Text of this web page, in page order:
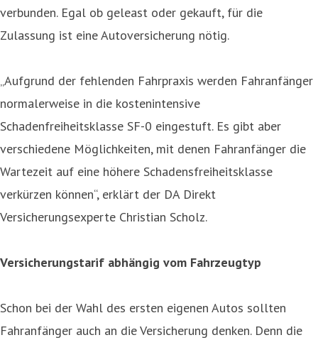
verbunden. Egal ob geleast oder gekauft, für die
Zulassung ist eine Autoversicherung nötig.
„Aufgrund der fehlenden Fahrpraxis werden Fahranfänger
normalerweise in die kostenintensive
Schadenfreiheitsklasse SF-0 eingestuft. Es gibt aber
verschiedene Möglichkeiten, mit denen Fahranfänger die
Wartezeit auf eine höhere Schadensfreiheitsklasse
verkürzen können“, erklärt der DA Direkt
Versicherungsexperte Christian Scholz.
Versicherungstarif abhängig vom Fahrzeugtyp
Schon bei der Wahl des ersten eigenen Autos sollten
Fahranfänger auch an die Versicherung denken. Denn die